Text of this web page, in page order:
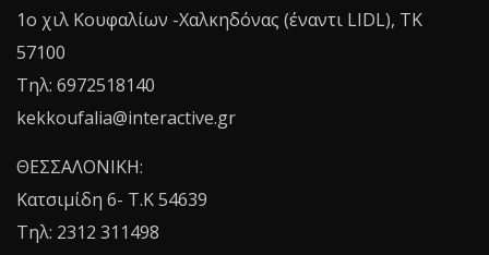
1o χιλ Κουφαλίων -Χαλκηδόνας (έναντι LIDL), TK
57100
Τηλ: 6972518140
kekkoufalia@interactive.gr
ΘΕΣΣΑΛΟΝΙΚΗ:
Κατσιμίδη 6- T.K 54639
Τηλ: 2312 311498